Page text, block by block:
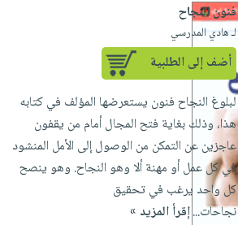
فنون النجاح
لـ هادي المدرسي
أضف إلى الطلبية
لبلوغ النجاح فنون يستعرضها المؤلف في كتابه
هذا، وذلك بغاية فتح المجال أمام من يقفون
عاجزين عن التمكن من الوصول إلى الأمل المنشود
في كل عمل أو مهنة ألا وهو النجاح. وهو ينصح
كل واحد يرغب في تحقيق
نجاحات...إقرأ المزيد »